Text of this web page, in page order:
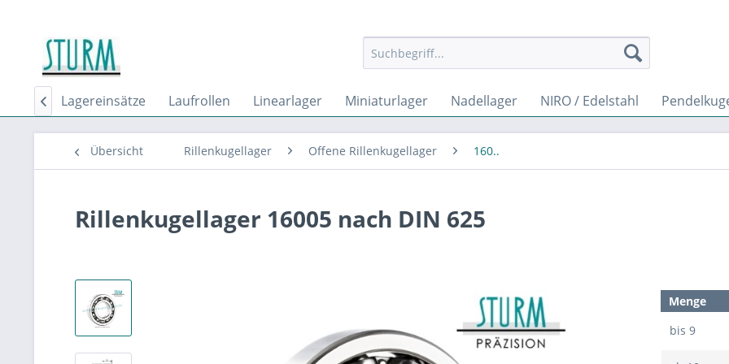
Lagereinsätze Laufrollen Linearlager Miniaturlager Nadellager NIRO / Edelstahl

Übersicht Rillenkugellager Offene Rillenkugellager 160..
Rillenkugellager 16005 nach DIN 625
Menge
bis9